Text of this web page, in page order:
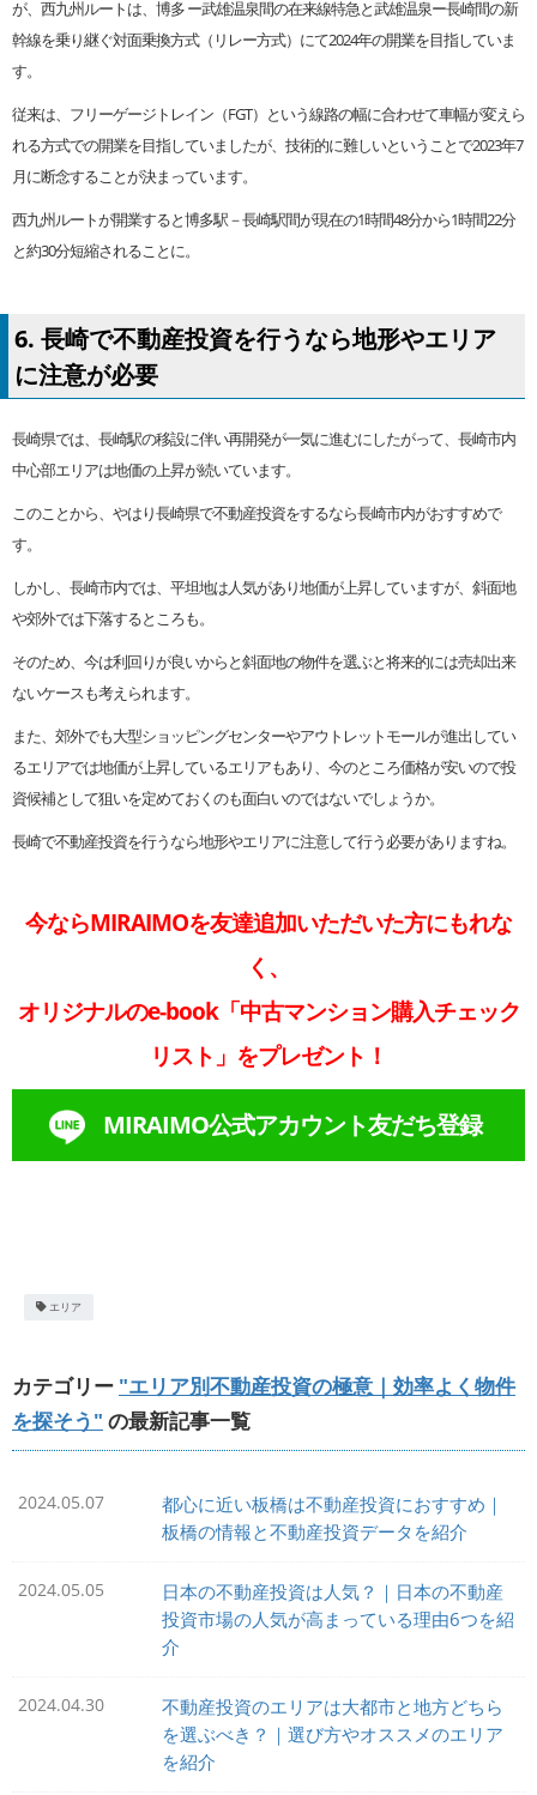
が、西九州ルートは、博多 ー武雄温泉間の在来線特急と武雄温泉ー長崎間の新
幹線を乗り継ぐ対面乗換方式（リレー方式）にて2024年の開業を目指していま
す。
従来は、フリーゲージトレイン（FGT）という線路の幅に合わせて車幅が変えら
れる方式での開業を目指していましたが、技術的に難しいということで2023年7
月に断念することが決まっています。
西九州ルートが開業すると博多駅－長崎駅間が現在の1時間48分から1時間22分
と約30分短縮されることに。
6. 長崎で不動産投資を行うなら地形やエリア
に注意が必要
長崎県では、長崎駅の移設に伴い再開発が一気に進むにしたがって、長崎市内
中心部エリアは地価の上昇が続いています。
このことから、やはり長崎県で不動産投資をするなら長崎市内がおすすめで
す。
しかし、長崎市内では、平坦地は人気があり地価が上昇していますが、斜面地
や郊外では下落するところも。
そのため、今は利回りが良いからと斜面地の物件を選ぶと将来的には売却出来
ないケースも考えられます。
また、郊外でも大型ショッピングセンターやアウトレットモールが進出してい
るエリアでは地価が上昇しているエリアもあり、今のところ価格が安いので投
資候補として狙いを定めておくのも面白いのではないでしょうか。
長崎で不動産投資を行うなら地形やエリアに注意して行う必要がありますね。
今ならMIRAIMOを友達追加いただいた方にもれな
く、
オリジナルのe-book「中古マンション購入チェック
リスト」をプレゼント！
MIRAIMO公式アカウント友だち登録
エリア
カテゴリー "エリア別不動産投資の極意｜効率よく物件
を探そう" の最新記事一覧
2024.05.07
都心に近い板橋は不動産投資におすすめ｜
板橋の情報と不動産投資データを紹介
2024.05.05
日本の不動産投資は人気？｜日本の不動産
投資市場の人気が高まっている理由6つを紹
介
2024.04.30
不動産投資のエリアは大都市と地方どちら
を選ぶべき？｜選び方やオススメのエリア
を紹介